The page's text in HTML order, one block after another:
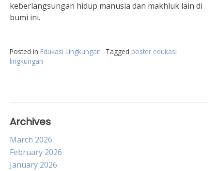
keberlangsungan hidup manusia dan makhluk lain di
bumi ini.
Posted in Edukasi Lingkungan Tagged poster edukasi
lingkungan
Archives
March 2026
February 2026
January 2026